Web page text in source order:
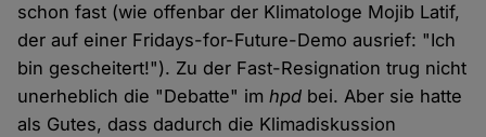
schon fast (wie offenbar der Klimatologe Mojib Latif,
der auf einer Fridays-for-Future-Demo ausrief: "Ich
bin gescheitert!"). Zu der Fast-Resignation trug nicht
unerheblich die "Debatte" imhpd bei. Aber sie hatte
als Gutes, dass dadurch die Klimadiskussion